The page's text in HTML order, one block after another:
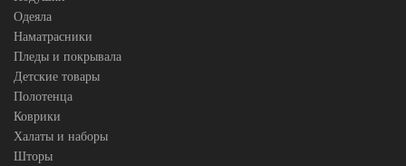
Одеяла
Наматрасники
Пледы и покрывала
Детские товары
Полотенца
Коврики
Халаты и наборы
Шторы